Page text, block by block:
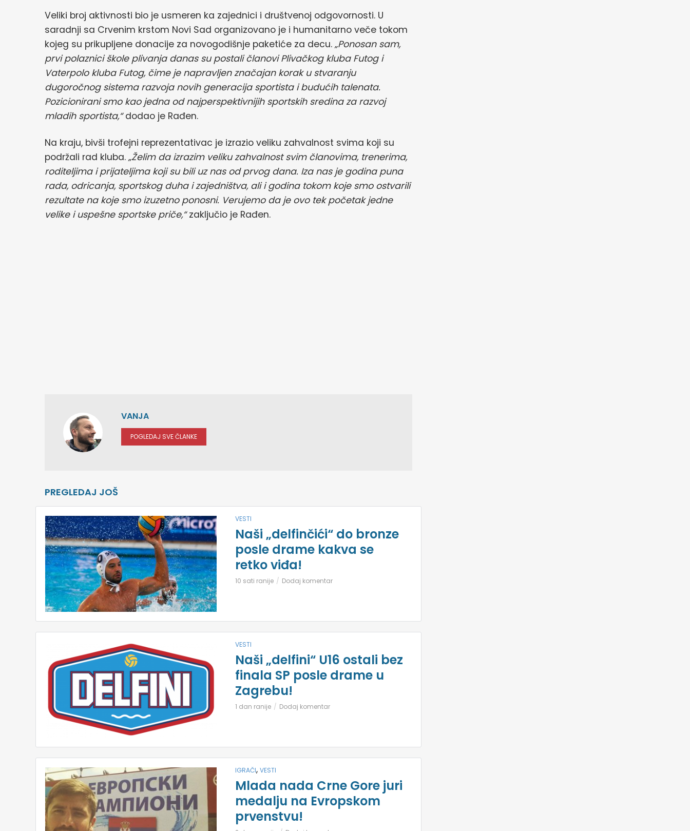
Veliki broj aktivnosti bio je usmeren ka zajednici i društvenoj odgovornosti. U
saradnji sa Crvenim krstom Novi Sad organizovano je i humanitarno veče tokom
kojeg su prikupljene donacije za novogodišnje paketiće za decu. „Ponosan sam,
prvi polaznici škole plivanja danas su postali članovi Plivačkog kluba Futog i
Vaterpolo kluba Futog, čime je napravljen značajan korak u stvaranju
dugoročnog sistema razvoja novih generacija sportista i budućih talenata.
Pozicionirani smo kao jedna od najperspektivnijih sportskih sredina za razvoj
mladih sportista,“dodao je Rađen.
Na kraju, bivši trofejni reprezentativac je izrazio veliku zahvalnost svima koji su
podržali rad kluba. „Želim da izrazim veliku zahvalnost svim članovima, trenerima,
roditeljima i prijateljima koji su bili uz nas od prvog dana. Iza nas je godina puna
rada, odricanja, sportskog duha i zajedništva, ali i godina tokom koje smo ostvarili
rezultate na koje smo izuzetno ponosni. Verujemo da je ovo tek početak jedne
velike i uspešne sportske priče,“zaključio je Rađen.
VANJA
POGLEDAJ SVE ČLANKE
PREGLEDAJ JOŠ
VESTI
Naši „delfinčići“ do bronze
posle drame kakva se
retko viđa!
10 sati ranije Dodaj komentar
VESTI
Naši „delfini“ U16 ostali bez
finala SP posle drame u
Zagrebu!
1 dan ranije Dodaj komentar
IGRAČI, VESTI
Mlada nada Crne Gore juri
medalju na Evropskom
prvenstvu!